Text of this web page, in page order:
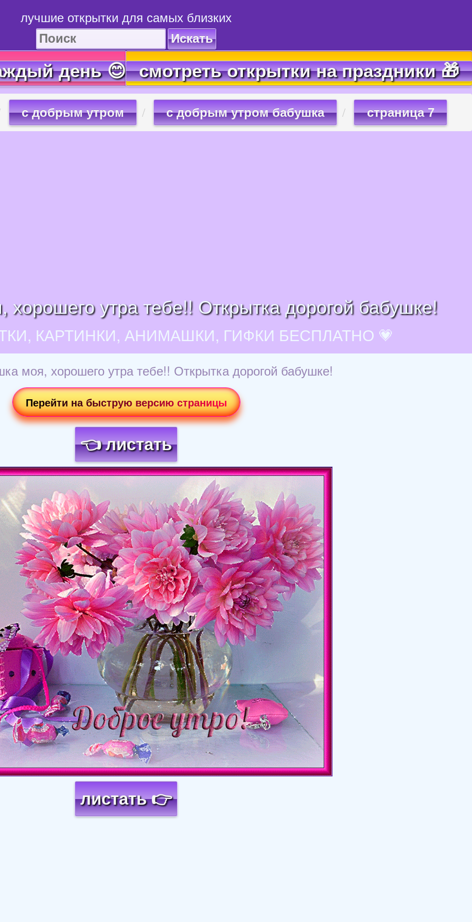
лучшие открытки для самых близких
Искать
день 😊 смотреть открытки на праздники 🎁
с добрым утром с добрым утром бабушка страница 7
утра тебе!! Открытка дорогой бабушке!
КАРТИНКИ, АНИМАШКИ, ГИФКИ БЕСПЛАТНО 💗
моя, хорошего утра тебе!! Открытка дорогой бабушке!
Перейти на быструю версию страницы
👈 листать
Загрузка картинки...
листать 👉